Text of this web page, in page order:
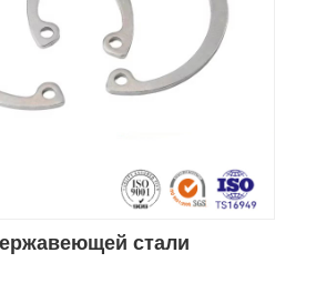
стали